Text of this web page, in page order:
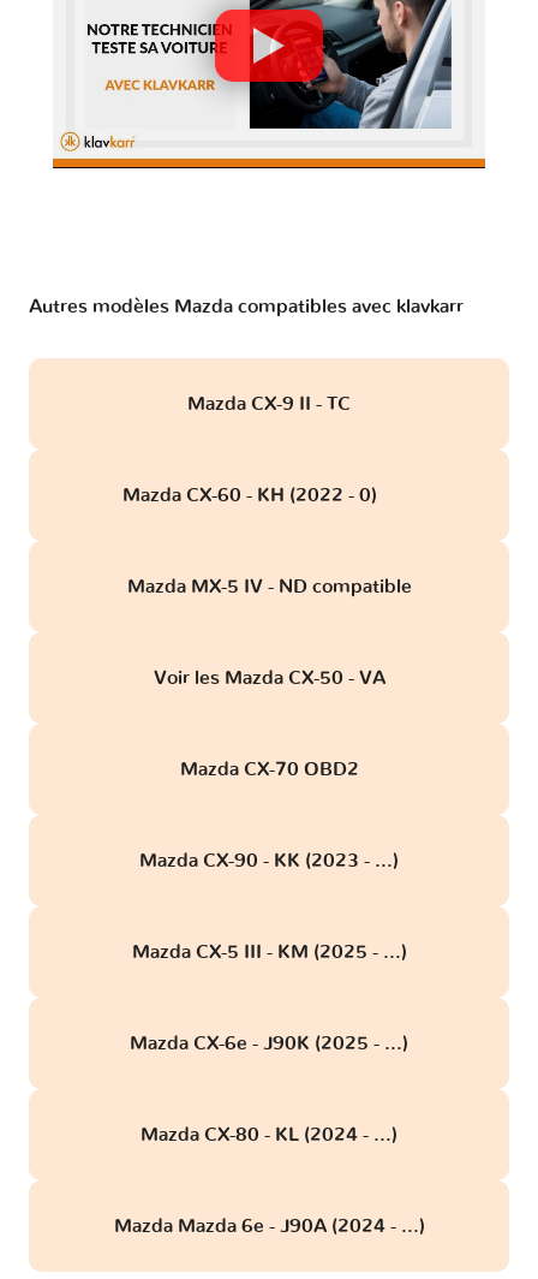
Autres modèles Mazda compatibles avec klavkarr
Mazda CX-9 II - TC
Mazda CX-60 - KH (2022 - 0)
Mazda MX-5 IV - ND compatible
Voir les Mazda CX-50 - VA
Mazda CX-70 OBD2
Mazda CX-90 - KK (2023 - ...)
Mazda CX-5 III - KM (2025 - ...)
Mazda CX-6e - J90K (2025 - ...)
Mazda CX-80 - KL (2024 - ...)
Mazda Mazda 6e - J90A (2024 - ...)